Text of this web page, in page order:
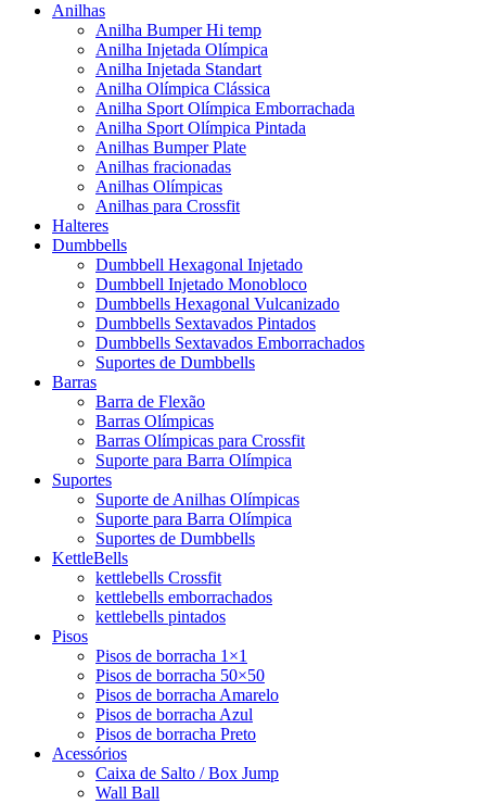
Anilhas
Anilha Bumper Hi temp
Anilha Injetada Olímpica
Anilha Injetada Standart
Anilha Olímpica Clássica
Anilha Sport Olímpica Emborrachada
Anilha Sport Olímpica Pintada
Anilhas Bumper Plate
Anilhas fracionadas
Anilhas Olímpicas
Anilhas para Crossfit
Halteres
Dumbbells
Dumbbell Hexagonal Injetado
Dumbbell Injetado Monobloco
Dumbbells Hexagonal Vulcanizado
Dumbbells Sextavados Pintados
Dumbbells Sextavados Emborrachados
Suportes de Dumbbells
Barras
Barra de Flexão
Barras Olímpicas
Barras Olímpicas para Crossfit
Suporte para Barra Olímpica
Suportes
Suporte de Anilhas Olímpicas
Suporte para Barra Olímpica
Suportes de Dumbbells
KettleBells
kettlebells Crossfit
kettlebells emborrachados
kettlebells pintados
Pisos
Pisos de borracha 1×1
Pisos de borracha 50×50
Pisos de borracha Amarelo
Pisos de borracha Azul
Pisos de borracha Preto
Acessórios
Caixa de Salto / Box Jump
Wall Ball